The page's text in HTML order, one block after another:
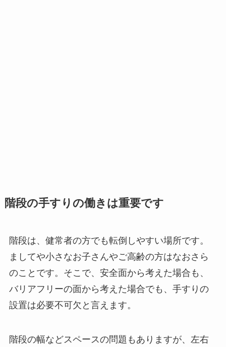
階段の手すりの働きは重要です
階段は、健常者の方でも転倒しやすい場所です。
ましてや小さなお子さんやご高齢の方はなおさら
のことです。そこで、安全面から考えた場合も、
バリアフリーの面から考えた場合でも、手すりの
設置は必要不可欠と言えます。
階段の幅などスペースの問題もありますが、左右